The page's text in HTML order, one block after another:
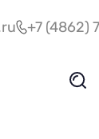
+7 (4862)